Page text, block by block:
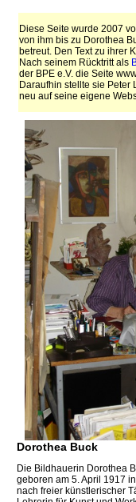
Diese Seite wurde 2007
von ihm bis zu Dorothea
betreut. Den Text zu ihrer
Nach seinem Rücktritt als
der BPE e.V. die Seite
Daraufhin stellte sie Peter
neu auf seine eigene
Dorothea Buck
Die Bildhauerin Dorothea
geboren am 5. April 1917
nach freier künstlerischer